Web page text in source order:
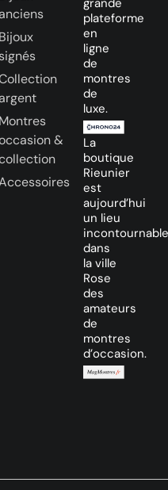
Bijoux
signés
Montres
&
plateforme
en
ligne
de
montres
de
luxe.
La
boutique
Rieunier
est
aujourd’hui
un lieu
incontournable
dans
la ville
Rose
des
amateurs
de
montres
d’occasion.